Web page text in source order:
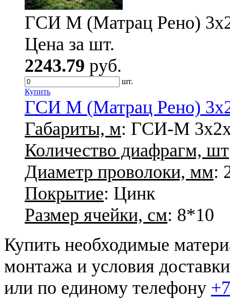
ГСИ М (Матрац Рено)
Цена за шт.
2243.79 руб.
шт.
Купить
ГСИ М (Матрац Рено)
Габариты, м: ГСИ-М
Количество диафрагм, шт
Диаметр проволоки, мм:
Покрытие: Цинк
Размер ячейки, см: 8*10
Купить необходимые
монтажа и условия
или по единому телефону